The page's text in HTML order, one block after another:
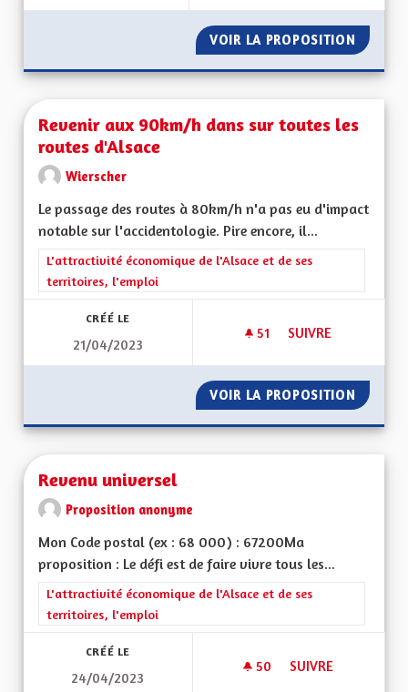
VOIR LA PROPOSITION
Revenir aux 90km/h dans sur toutes les
routes d'Alsace
Wierscher
Le passage des routes à 80km/h n'a pas eu d'impact
notable sur l'accidentologie. Pire encore, il...
Filtrer les résultats de la catégorie : L'attractivité
L'attractivité économique de l'Alsace et de ses
territoires, l'emploi
CRÉÉ LE
21/04/2023
51 51 ABONNÉS
SUIVRE
VOIR LA PROPOSITION
Revenu universel
Proposition anonyme
Mon Code postal (ex : 68 000) : 67200Ma
proposition : Le défi est de faire vivre tous les...
Filtrer les résultats de la catégorie : L'attractivité
L'attractivité économique de l'Alsace et de ses
territoires, l'emploi
CRÉÉ LE
24/04/2023
50 50 ABONNÉS
SUIVRE